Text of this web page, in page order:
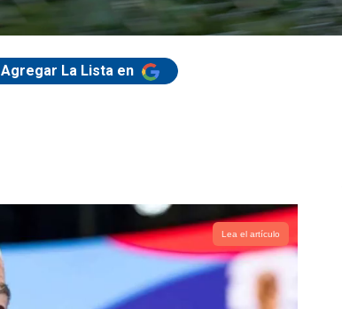
Agregar La Lista en
Lea el artículo